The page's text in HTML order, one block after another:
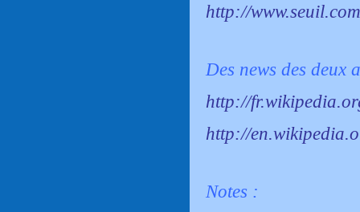
http://
Des news des deux
http://
http://
Notes :